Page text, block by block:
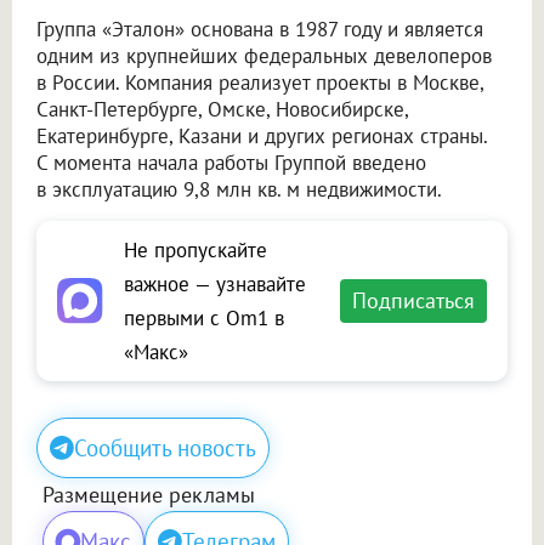
Группа «Эталон» основана в 1987 году и является
одним из крупнейших федеральных девелоперов
в России. Компания реализует проекты в Москве,
Санкт-Петербурге, Омске, Новосибирске,
Екатеринбурге, Казани и других регионах страны.
С момента начала работы Группой введено
в эксплуатацию 9,8 млн кв. м недвижимости.
Не пропускайте
важное — узнавайте
первыми с Om1 в
«Макс»
Подписаться
Сообщить новость
Размещение рекламы